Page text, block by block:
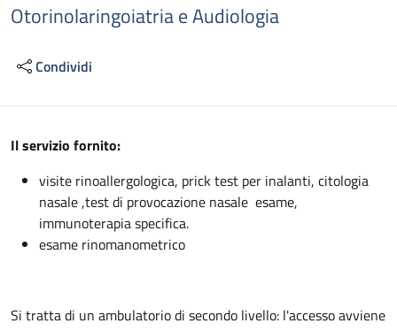
Otorinolaringoiatria e Audiologia
Condividi
Descrizione
Il servizio fornito:
visite rinoallergologica, prick test per inalanti, citologia
nasale ,test di provocazione nasale esame,
immunoterapia specifica.
esame rinomanometrico
Si tratta di un ambulatorio di secondo livello: l'accesso avviene